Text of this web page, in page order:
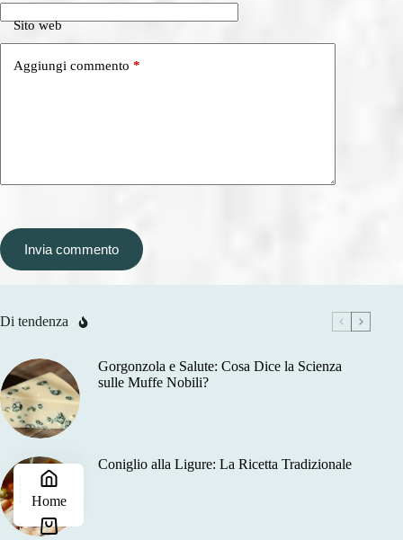
Sito web
Aggiungi commento *
Invia commento
Di tendenza
Gorgonzola e Salute: Cosa Dice la Scienza
sulle Muffe Nobili?
Coniglio alla Ligure: La Ricetta Tradizionale
Home